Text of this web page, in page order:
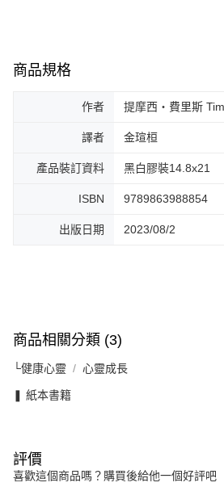
商品規格
作者 提摩西‧費里斯
譯者 金瑄桓
產品裝訂資料 黑白膠裝14.8x21
ISBN 9789863988854
出版日期 2023/08/2
商品相關分類 (3)
└健康心靈 心靈成長
❚ 紙本書籍
評價
喜歡這個商品嗎？購買後給他一個好評吧